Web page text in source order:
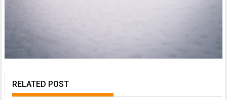
RELATED POST